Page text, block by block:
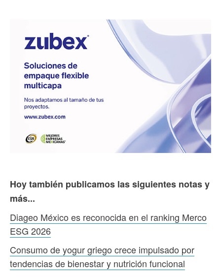
Hoy también publicamos las siguientes notas y
más...
Diageo México es reconocida en el ranking Merco
ESG 2026
Consumo de yogur griego crece impulsado por
tendencias de bienestar y nutrición funcional